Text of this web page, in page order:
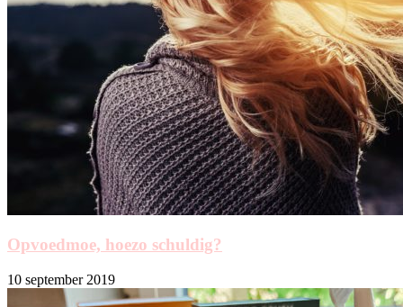
Opvoedmoe, hoezo schuldig?
10 september 2019